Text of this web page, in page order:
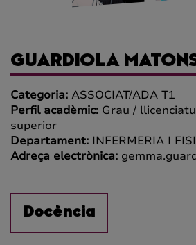
GUARDIOLA
Categoria: ASSOCIAT/ADA T1
Perfil acadèmic: Grau /
superior
Departament: INFERMERIA I
Adreça electrònica:
Docència